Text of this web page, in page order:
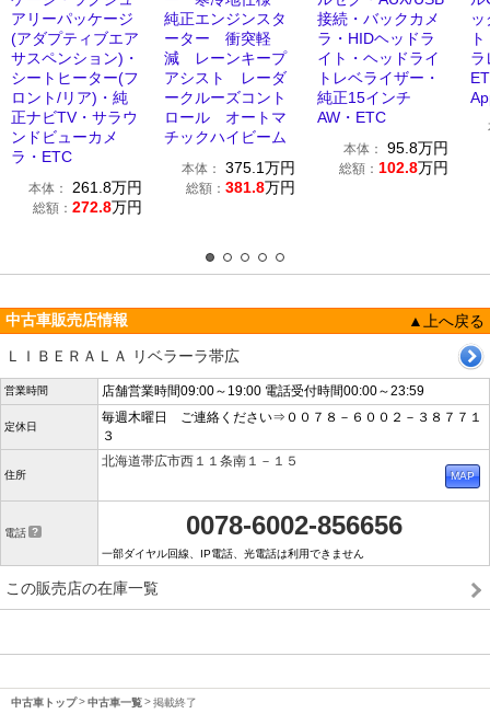
アリーパッケージ
(アダプティブエア
サスペンション)・
シートヒーター(フ
ロント/リア)・純
正ナビTV・サラウ
ンドビューカメ
ラ・ETC
本体： 261.8万円
総額： 272.8万円
純正エンジンスタ
ーター 衝突軽
減 レーンキープ
アシスト レーダ
ークルーズコント
ロール オートマ
チックハイビーム
本体： 375.1万円
総額： 381.8万円
接続・バックカメ
ラ・HIDヘッドラ
イト・ヘッドライ
トレベライザー・
純正15インチ
AW・ETC
本体： 95.8万円
総額： 102.8万円
ラ
中古車販売店情報
▲上へ戻る
ＬＩＢＥＲＡＬＡ リベラーラ帯広
営業時間 店舗営業時間09:00～19:00 電話受付時間00:00～23:59
定休日
毎週木曜日 ご連絡ください⇒００７８－６００２－３８７７１
３
住所
北海道帯広市西１１条南１－１５
電話 0078-6002-856656
一部ダイヤル回線、IP電話、光電話は利用できません
この販売店の在庫一覧
中古車トップ 中古車一覧 掲載終了